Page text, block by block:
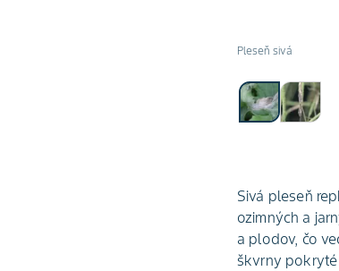
Pleseň sivá
Sivá pleseň
ozimných a
a plodov, čo
škvrny pokryté